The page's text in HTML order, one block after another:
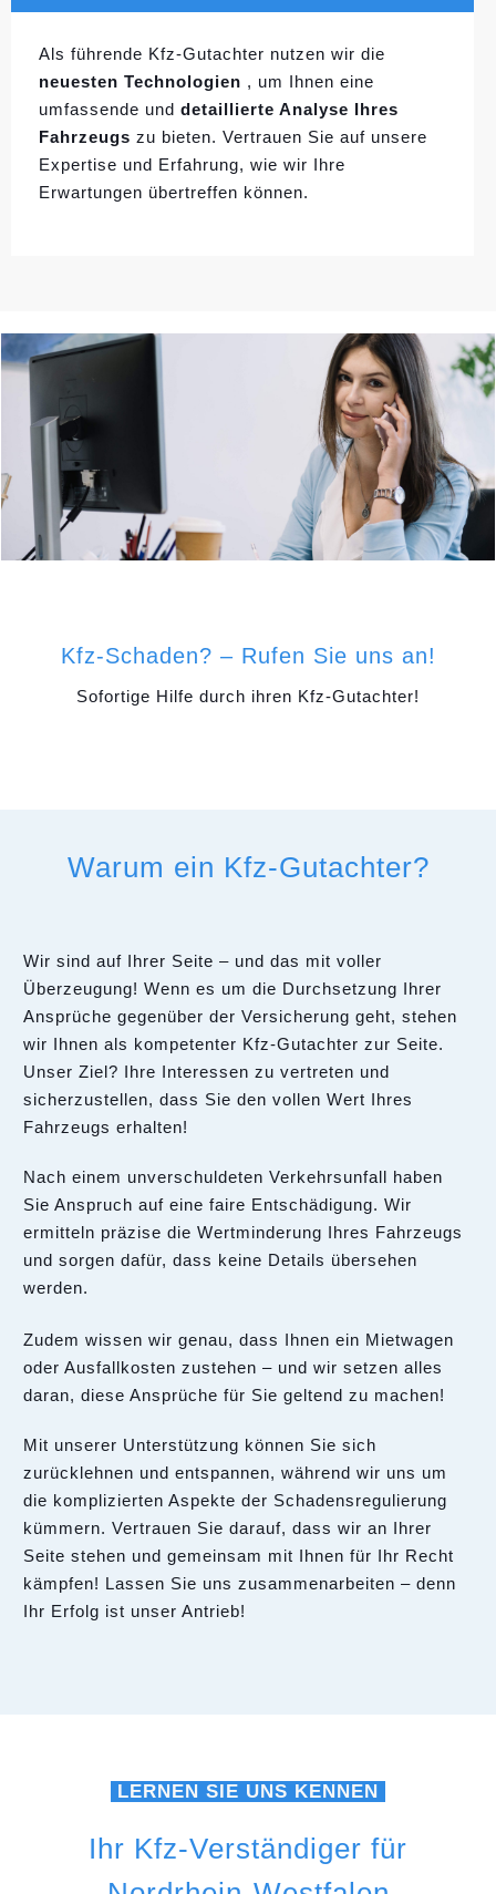
Als führende Kfz-Gutachter nutzen wir die
neuesten Technologien , um Ihnen eine
umfassende und detaillierte Analyse Ihres
Fahrzeugs zu bieten. Vertrauen Sie auf unsere
Expertise und Erfahrung, wie wir Ihre
Erwartungen übertreffen können.
Kfz-Schaden? – Rufen Sie uns an!
Sofortige Hilfe durch ihren Kfz-Gutachter!
Warum ein Kfz-Gutachter?
Wir sind auf Ihrer Seite – und das mit voller
Überzeugung! Wenn es um die Durchsetzung Ihrer
Ansprüche gegenüber der Versicherung geht, stehen
wir Ihnen als kompetenter Kfz-Gutachter zur Seite.
Unser Ziel? Ihre Interessen zu vertreten und
sicherzustellen, dass Sie den vollen Wert Ihres
Fahrzeugs erhalten!
Nach einem unverschuldeten Verkehrsunfall haben
Sie Anspruch auf eine faire Entschädigung. Wir
ermitteln präzise die Wertminderung Ihres Fahrzeugs
und sorgen dafür, dass keine Details übersehen
werden.
Zudem wissen wir genau, dass Ihnen ein Mietwagen
oder Ausfallkosten zustehen – und wir setzen alles
daran, diese Ansprüche für Sie geltend zu machen!
Mit unserer Unterstützung können Sie sich
zurücklehnen und entspannen, während wir uns um
die komplizierten Aspekte der Schadensregulierung
kümmern. Vertrauen Sie darauf, dass wir an Ihrer
Seite stehen und gemeinsam mit Ihnen für Ihr Recht
kämpfen! Lassen Sie uns zusammenarbeiten – denn
Ihr Erfolg ist unser Antrieb!
LERNEN SIE UNS KENNEN
Ihr Kfz-Verständiger für